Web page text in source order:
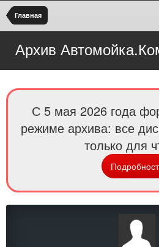
Главная
Архив
С 5 мая 2026 года
режиме архива: все
только для